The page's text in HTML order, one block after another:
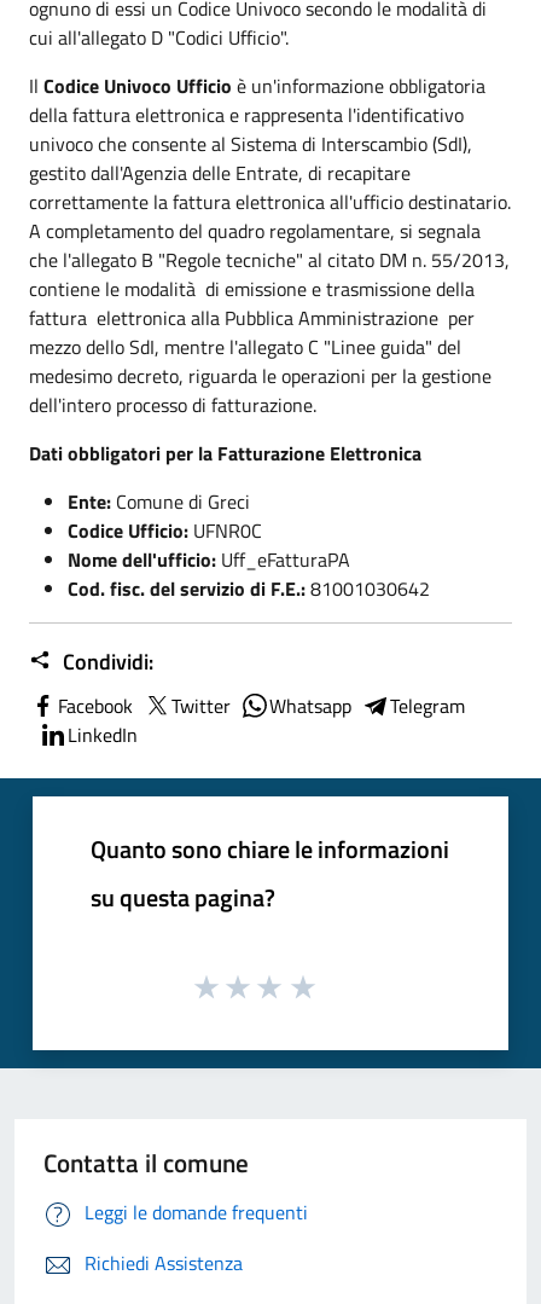
ognuno di essi un Codice Univoco secondo le modalità di
cui all'allegato D "Codici Ufficio".
Il Codice Univoco Ufficio è un'informazione obbligatoria
della fattura elettronica e rappresenta l'identificativo
univoco che consente al Sistema di Interscambio (SdI),
gestito dall'Agenzia delle Entrate, di recapitare
correttamente la fattura elettronica all'ufficio destinatario.
A completamento del quadro regolamentare, si segnala
che l'allegato B "Regole tecniche" al citato DM n. 55/2013,
contiene le modalità di emissione e trasmissione della
fattura elettronica alla Pubblica Amministrazione per
mezzo dello SdI, mentre l'allegato C "Linee guida" del
medesimo decreto, riguarda le operazioni per la gestione
dell'intero processo di fatturazione.
Dati obbligatori per la Fatturazione Elettronica
Ente: Comune di Greci
Codice Ufficio: UFNR0C
Nome dell'ufficio: Uff_eFatturaPA
Cod. fisc. del servizio di F.E.:81001030642
Condividi:
Facebook Twitter Whatsapp
Telegram
LinkedIn
Quanto sono chiare le informazioni
su questa pagina?
Contatta il comune
Leggi le domande frequenti
Richiedi Assistenza